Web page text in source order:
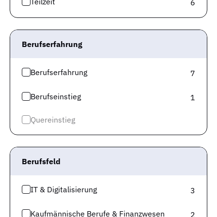
6
Berufserfahrung
Berufserfahrung 7
Berufseinstieg 1
Quereinstieg
Berufsfeld
IT & Digitalisierung 3
Kaufmännische Berufe & Finanzwesen 2
Sozialversicherungsmeldungen, werden die vorliegenden
dein tatsächliches Gehalt abhängig von verschiedenen
weiteren Faktoren wie der Jobbezeichnung,